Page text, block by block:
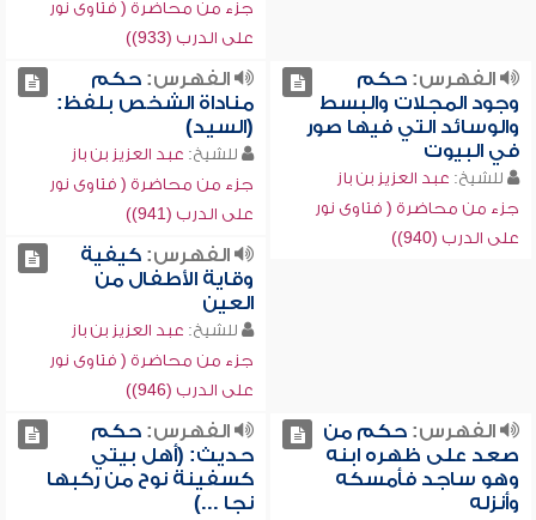
جزء من محاضرة ( فتاوى نور
على الدرب (933))
الفهرس:حكم
وجود المجلات والبسط
والوسائد التي فيها صور
في البيوت
للشيخ: عبد العزيز بن باز
جزء من محاضرة ( فتاوى نور
على الدرب (940))
الفهرس:حكم
مناداة الشخص بلفظ:
(السيد)
للشيخ: عبد العزيز بن باز
جزء من محاضرة ( فتاوى نور
على الدرب (941))
الفهرس:كيفية
وقاية الأطفال من
العين
للشيخ: عبد العزيز بن باز
جزء من محاضرة ( فتاوى نور
على الدرب (946))
الفهرس:حكم من
صعد على ظهره ابنه
وهو ساجد فأمسكه
وأنزله
الفهرس:حكم
حديث: (أهل بيتي
كسفينة نوح من ركبها
نجا ...)